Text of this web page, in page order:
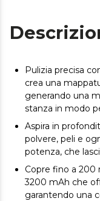
Pulizia precisa
crea una
generando una
stanza in modo
Aspira in
polvere, peli e
potenza, che
Copre fino a 200
3200 mAh che
garantendo una